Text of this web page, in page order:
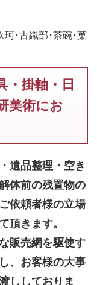
珂･古織部･茶碗･菓
・掛軸・日
美術にお
遺品整理・空き
体前の残置物の
ご依頼者様の立場
頂きます。
販売網を駆使す
、お客様の大事
ししておりま